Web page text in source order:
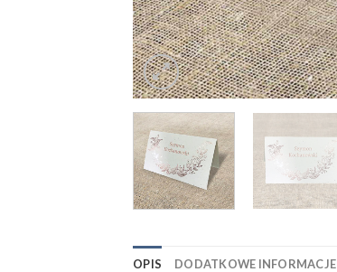
OPIS DODATKOWE INFORMACJE